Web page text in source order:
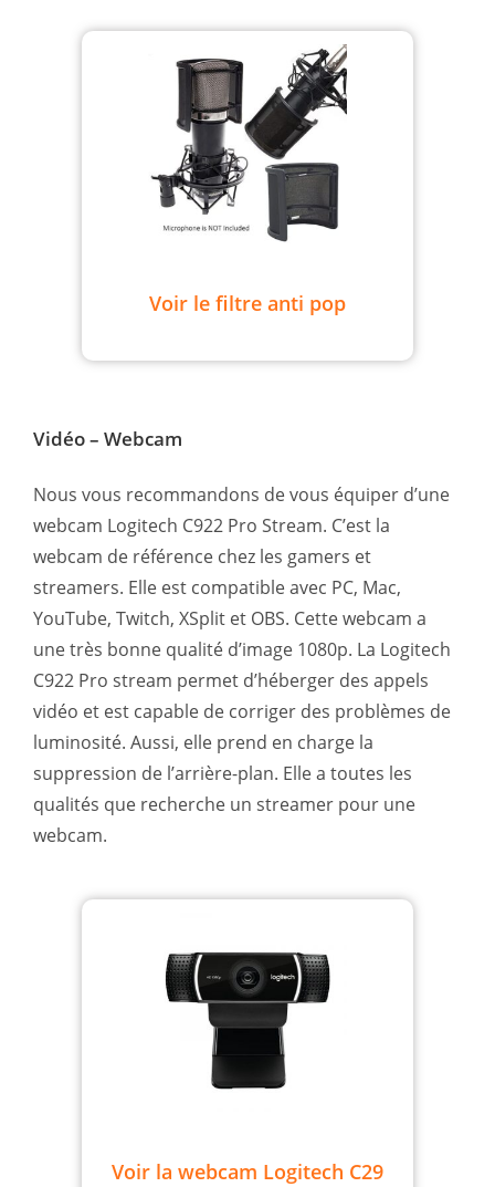
Voir le filtre anti pop
Vidéo – Webcam
Nous vous recommandons de vous équiper d’une
webcam Logitech C922 Pro Stream. C’est la
webcam de référence chez les gamers et
streamers. Elle est compatible avec PC, Mac,
YouTube, Twitch, XSplit et OBS. Cette webcam a
une très bonne qualité d’image 1080p. La Logitech
C922 Pro stream permet d’héberger des appels
vidéo et est capable de corriger des problèmes de
luminosité. Aussi, elle prend en charge la
suppression de l’arrière-plan. Elle a toutes les
qualités que recherche un streamer pour une
webcam.
Voir la webcam Logitech C29